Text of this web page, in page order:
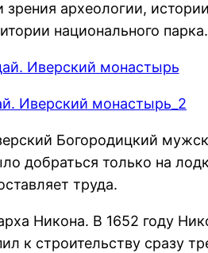
археологии,
национального парка.
Богородицкий
добраться только на
труда.
Никона. В 1652 году
к строительству сразу